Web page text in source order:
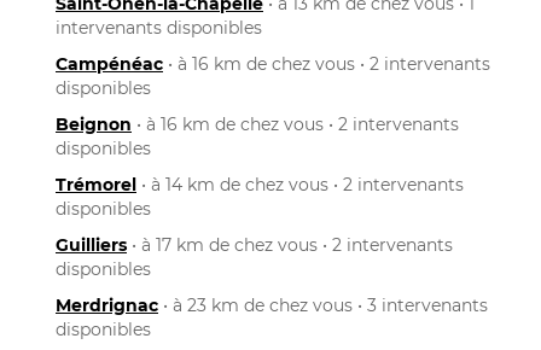
intervenants disponibles
Campénéac • à 16 km de chez vous • 2 intervenants
disponibles
Beignon • à 16 km de chez vous • 2 intervenants
disponibles
Trémorel • à 14 km de chez vous • 2 intervenants
disponibles
Guilliers • à 17 km de chez vous • 2 intervenants
disponibles
Merdrignac • à 23 km de chez vous • 3 intervenants
disponibles